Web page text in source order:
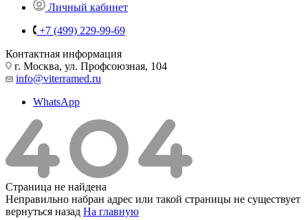
Личный кабинет
+7 (499) 229-99-69
Контактная информация
г. Москва, ул. Профсоюзная, 104
info@viterramed.ru
WhatsApp
Страница не найдена
Неправильно набран адрес или такой страницы не существует
вернуться назад На главную